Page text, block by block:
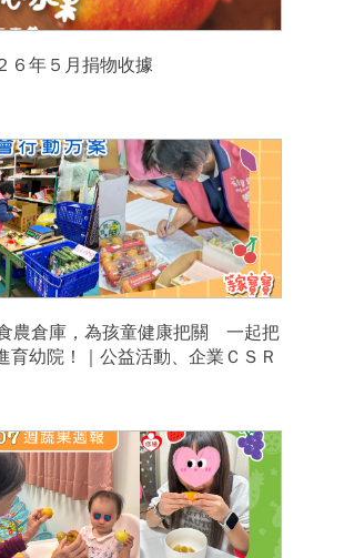
６年５月捐物收據
農倉庫，為孩童健康把關 一起把
育幼院！｜公益活動、企業ＣＳＲ